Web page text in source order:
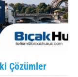
Çözümler